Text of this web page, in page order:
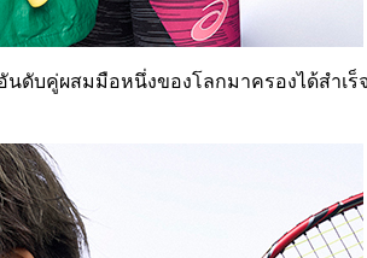
บคู่ผสมมือหนึ่งของโลกมาครองได้สำเ